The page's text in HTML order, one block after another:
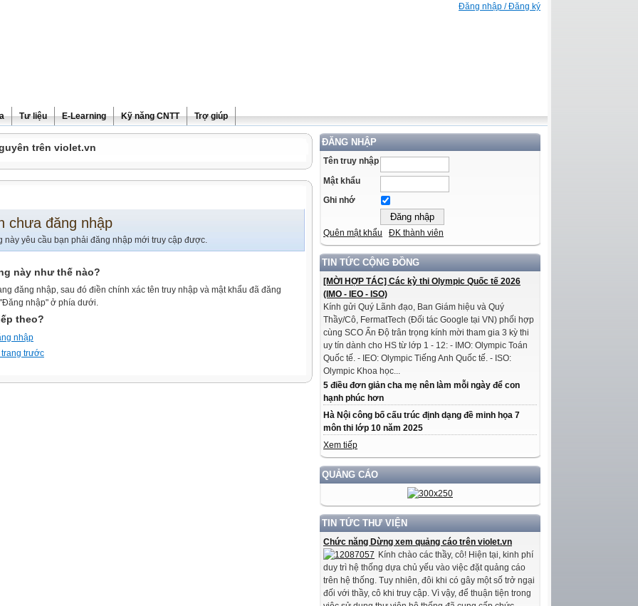
Đăng nhập / Đăng ký
Tư liệu E-Learning Kỹ năng CNTT Trợ giúp
ĐĂNG NHẬP
Tên truy nhập
Mật khẩu
Ghi nhớ
Quên mật khẩu ĐK thành viên
TIN TỨC CỘNG ĐỒNG
[MỜI HỢP TÁC] Các kỳ thi Olympic Quốc tế 2026
(IMO - IEO - ISO)
Kính gửi Quý Lãnh đạo, Ban Giám hiệu và Quý
Thầy/Cô, FermatTech (Đối tác Google tại VN) phối hợp
cùng SCO Ấn Độ trân trọng kính mời tham gia 3 kỳ thi
uy tín dành cho HS từ lớp 1 - 12: - IMO: Olympic Toán
Quốc tế. - IEO: Olympic Tiếng Anh Quốc tế. - ISO:
Olympic Khoa học...
5 điều đơn giản cha mẹ nên làm mỗi ngày để con
hạnh phúc hơn
Hà Nội công bố cấu trúc định dạng đề minh họa 7
môn thi lớp 10 năm 2025
Xem tiếp
QUẢNG CÁO
TIN TỨC THƯ VIỆN
Chức năng Dừng xem quảng cáo trên violet.vn
Kính chào các thầy, cô! Hiện tại, kinh phí
duy trì hệ thống dựa chủ yếu vào việc đặt quảng cáo
trên hệ thống. Tuy nhiên, đôi khi có gây một số trở ngại
đối với thầy, cô khi truy cập. Vì vậy, để thuận tiện trong
trên violet.vn
chưa đăng nhập
này yêu cầu bạn phải đăng nhập mới truy cập được.
này như thế nào?
đăng nhập, sau đó điền chính xác tên truy nhập và mật khẩu đã đăng
nhập" ở phía dưới.
theo?
nhập
trước